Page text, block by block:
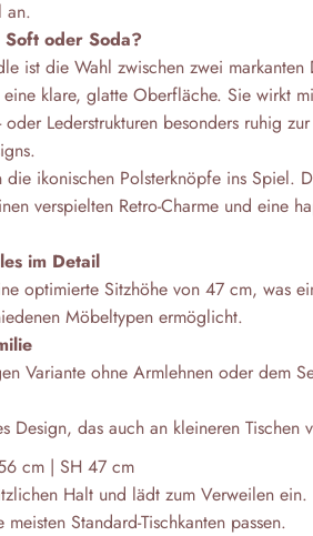
an.
oder Soda?
ist die Wahl zwischen zwei markanten
klare, glatte Oberfläche. Sie wirkt
Lederstrukturen besonders ruhig
ikonischen Polsterknöpfe ins Spiel.
verspielten Retro-Charme und eine
im Detail
optimierte Sitzhöhe von 47 cm, was
Möbeltypen ermöglicht.
Variante ohne Armlehnen oder dem
Design, das auch an kleineren Tischen
cm | SH 47 cm
Halt und lädt zum Verweilen
Standard-Tischkanten passen.